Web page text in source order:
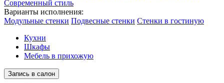
Современный стиль
Варианты исполнения:
Модульные стенки Подвесные стенки Стенки в гостиную
Кухни
Шкафы
Мебель в прихожую
Запись в салон